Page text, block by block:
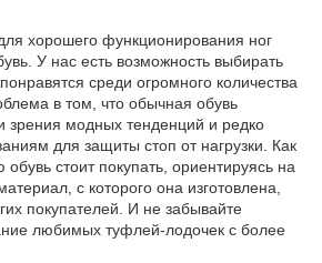
хорошего функционирования ног
У нас есть возможность выбирать
среди огромного количества
в том, что обычная обувь
зрения модных тенденций и редко
для защиты стоп от нагрузки. Как
стоит покупать, ориентируясь на
с которого она изготовлена,
покупателей. И не забывайте
любимых туфлей-лодочек с более